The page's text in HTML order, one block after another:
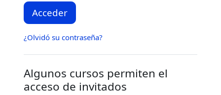
Acceder
¿Olvidó su contraseña?
Algunos cursos permiten el
acceso de invitados